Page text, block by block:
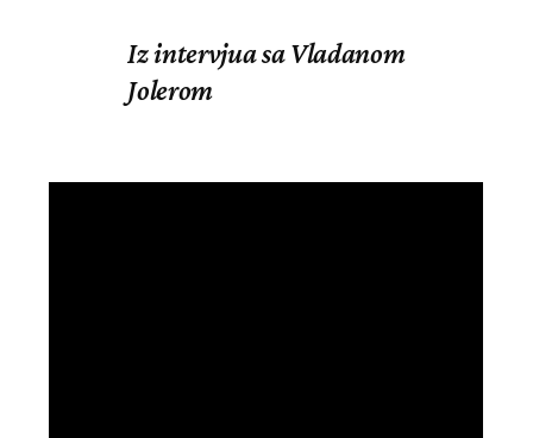
Iz intervjua sa Vladanom
Jolerom